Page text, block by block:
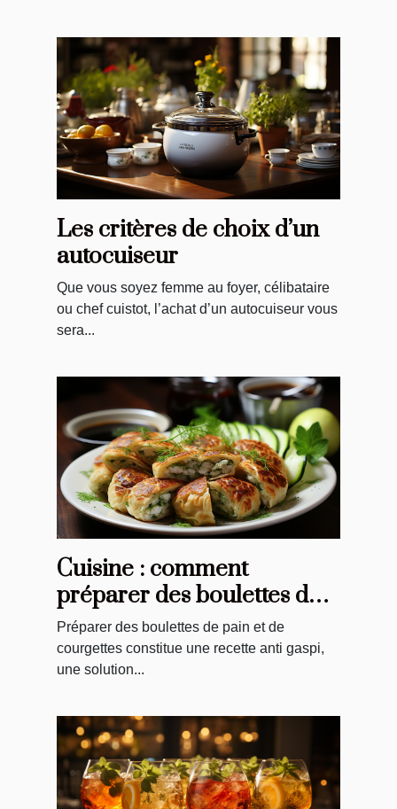
Les critères de choix d’un
autocuiseur
Que vous soyez femme au foyer, célibataire
ou chef cuistot, l’achat d’un autocuiseur vous
sera...
Cuisine : comment
préparer des boulettes de
pain et courgettes ?
Préparer des boulettes de pain et de
courgettes constitue une recette anti gaspi,
une solution...